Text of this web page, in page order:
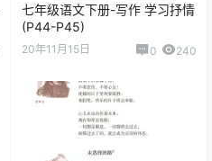
七年级语文下册-写作 学习抒情
(P44-P45)
20年11月15日 0 240